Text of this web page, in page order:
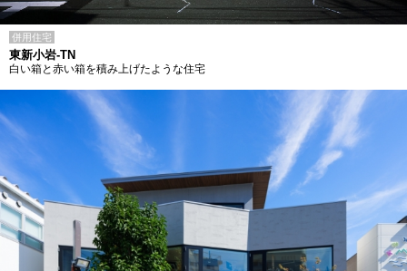
併用住宅
東新小岩-TN
白い箱と赤い箱を積み上げたような住宅